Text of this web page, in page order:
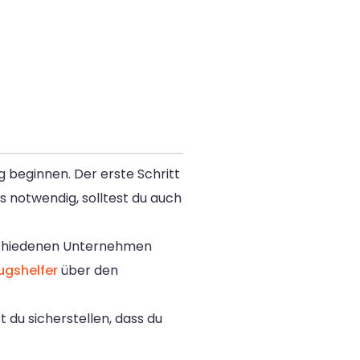
beginnen. Der erste Schritt
notwendig, solltest du auch
Unternehmen
über den
du sicherstellen, dass du